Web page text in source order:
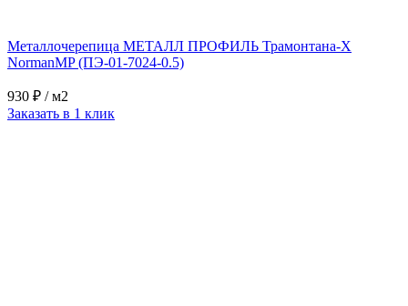
Металлочерепица МЕТАЛЛ ПРОФИЛЬ Трамонтана-X
NormanMP (ПЭ-01-7024-0.5)
930 ₽ / м2
Заказать в 1 клик